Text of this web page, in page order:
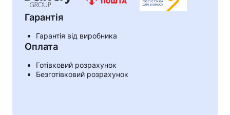
Кошик
Гарантія
Гарантія від виробника
Оплата
Готівковий розрахунок
Безготівковий розрахунок